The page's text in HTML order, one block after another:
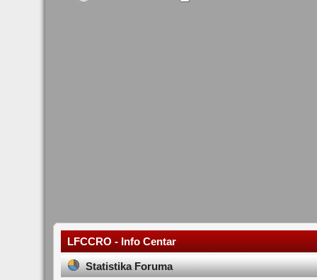
LFCCRO - Info Centar
Statistika Foruma